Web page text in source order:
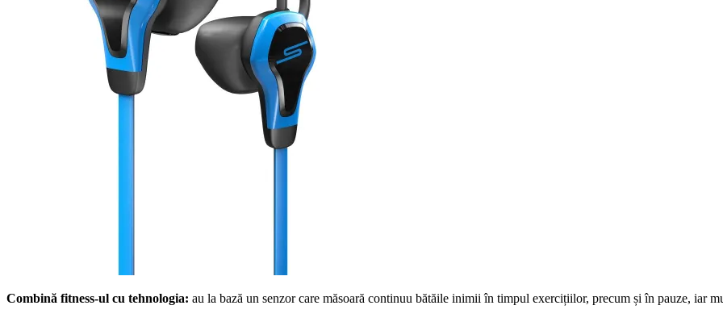
Combină fitness-ul cu tehnologia: au la bază un senzor care măsoară continuu bătăile inimii în timpul exercițiilor, precum și în pauze, iar